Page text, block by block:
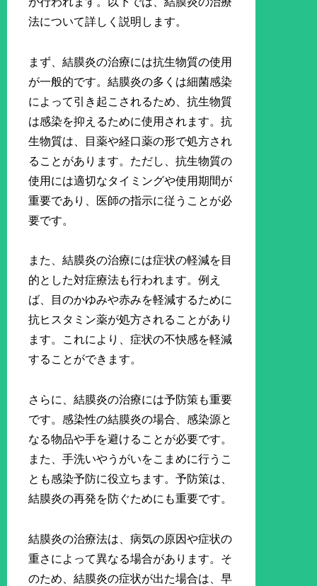
法について詳しく説明します。
まず、結膜炎の治療には抗生物質の使用
が一般的です。結膜炎の多くは細菌感染
によって引き起こされるため、抗生物質
は感染を抑えるために使用されます。抗
生物質は、目薬や経口薬の形で処方され
ることがあります。ただし、抗生物質の
使用には適切なタイミングや使用期間が
重要であり、医師の指示に従うことが必
要です。
また、結膜炎の治療には症状の軽減を目
的とした対症療法も行われます。例え
ば、目のかゆみや赤みを軽減するために
抗ヒスタミン薬が処方されることがあり
ます。これにより、症状の不快感を軽減
することができます。
さらに、結膜炎の治療には予防策も重要
です。感染性の結膜炎の場合、感染源と
なる物品や手を避けることが必要です。
また、手洗いやうがいをこまめに行うこ
とも感染予防に役立ちます。予防策は、
結膜炎の再発を防ぐためにも重要です。
結膜炎の治療法は、病気の原因や症状の
重さによって異なる場合があります。そ
のため、結膜炎の症状が出た場合は、早